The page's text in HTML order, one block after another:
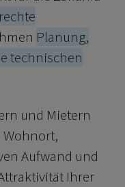
Planung,
technischen
und Mietern
Wohnort,
Aufwand und
Ihrer